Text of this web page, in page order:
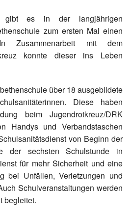
Los
gibt es in der langjährigen
zum ersten Mal einen
In Zusammenarbeit mit dem
konnte dieser ins Leben
über 18 ausgebildete
Diese haben
beim Jugendrotkreuz/DRK
Handys und Verbandstaschen
von Beginn der
der sechsten Schulstunde in
für mehr Sicherheit und eine
bei Unfällen, Verletzungen und
Schulveranstaltungen werden
begleitet.